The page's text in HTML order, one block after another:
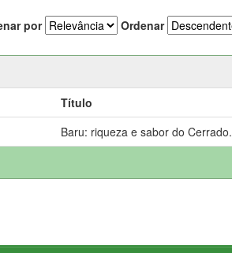
por Ordenar
Título
Baru: riqueza e sabor do Cerrado.